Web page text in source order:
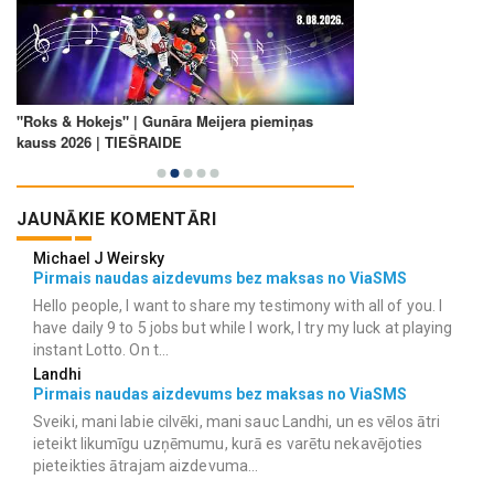
JAUNĀKIE KOMENTĀRI
Michael J Weirsky
Pirmais naudas aizdevums bez maksas no ViaSMS
Hello people, I want to share my testimony with all of you. I
have daily 9 to 5 jobs but while I work, I try my luck at playing
instant Lotto. On t...
Landhi
Pirmais naudas aizdevums bez maksas no ViaSMS
Sveiki, mani labie cilvēki, mani sauc Landhi, un es vēlos ātri
ieteikt likumīgu uzņēmumu, kurā es varētu nekavējoties
pieteikties ātrajam aizdevuma...